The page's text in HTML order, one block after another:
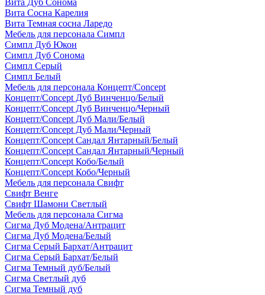
Вита Дуб Сонома
Вита Сосна Карелия
Вита Темная сосна Ларедо
Мебель для персонала Симпл
Симпл Дуб Юкон
Симпл Дуб Сонома
Симпл Серый
Симпл Белый
Мебель для персонала Концепт/Concept
Концепт/Concept Дуб Винченцо/Белый
Концепт/Concept Дуб Винченцо/Черный
Концепт/Concept Дуб Мали/Белый
Концепт/Concept Дуб Мали/Черный
Концепт/Concept Сандал Янтарный/Белый
Концепт/Concept Сандал Янтарный/Черный
Концепт/Concept Кобо/Белый
Концепт/Concept Кобо/Черный
Мебель для персонала Свифт
Свифт Венге
Свифт Шамони Светлый
Мебель для персонала Сигма
Сигма Дуб Модена/Антрацит
Сигма Дуб Модена/Белый
Сигма Серый Бархат/Антрацит
Сигма Серый Бархат/Белый
Сигма Темный дуб/Белый
Сигма Светлый дуб
Сигма Темный дуб